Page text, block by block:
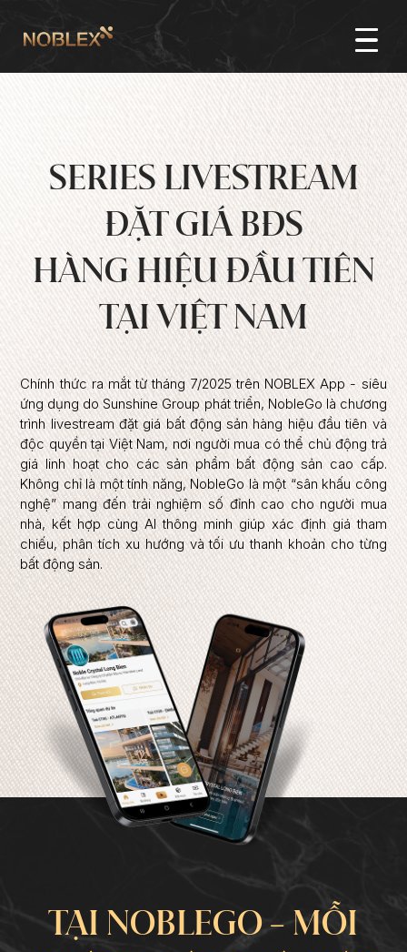
SERIES LIVESTREAM
ĐẶT GIÁ BĐS
HÀNG HIỆU ĐẦU TIÊN
TẠI VIỆT NAM
Chính thức ra mắt từ tháng 7/2025 trên NOBLEX App - siêu
ứng dụng do Sunshine Group phát triển, NobleGo là chương
trình livestream đặt giá bất động sản hàng hiệu đầu tiên và
độc quyền tại Việt Nam, nơi người mua có thể chủ động trả
giá linh hoạt cho các sản phẩm bất động sản cao cấp.
Không chỉ là một tính năng, NobleGo là một “sân khấu công
nghệ” mang đến trải nghiệm số đỉnh cao cho người mua
nhà, kết hợp cùng AI thông minh giúp xác định giá tham
chiếu, phân tích xu hướng và tối ưu thanh khoản cho từng
bất động sản.
TẠI NOBLEGO – MỖI